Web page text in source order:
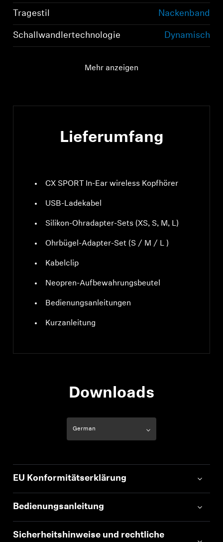
Tragestil Nackenband
Schallwandlertechnologie Dynamisch
Mehr anzeigen
Lieferumfang
CX SPORT In-Ear wireless Kopfhörer
USB-Ladekabel
Silikon-Ohradapter-Sets (XS, S, M, L)
Ohrbügel-Adapter-Set (S / M / L )
Kabelclip
Neopren-Aufbewahrungsbeutel
Bedienungsanleitungen
Kurzanleitung
Downloads
EU Konformitätserklärung
Bedienungsanleitung
Sicherheitshinweise und rechtliche
Melden Sie sich bei Ihrem Konto an, um
Login